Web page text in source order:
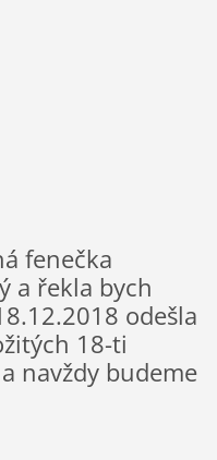
fenečka
a řekla bych
odešla
18-ti
navždy budeme